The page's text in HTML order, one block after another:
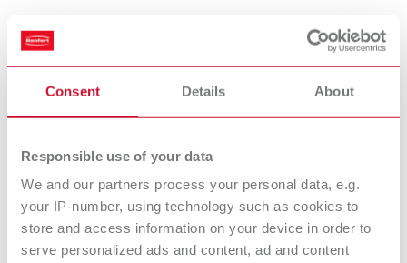
Consent Details About
Responsible use of your data
We and our partners process your personal data, e.g.
your IP-number, using technology such as cookies to
store and access information on your device in order to
serve personalized ads and content, ad and content
bonding Lisciare/Compattare
Ossido d’alluminio Sfere di vetro
Prebonder
surface pro
Cobra
Abrasivo